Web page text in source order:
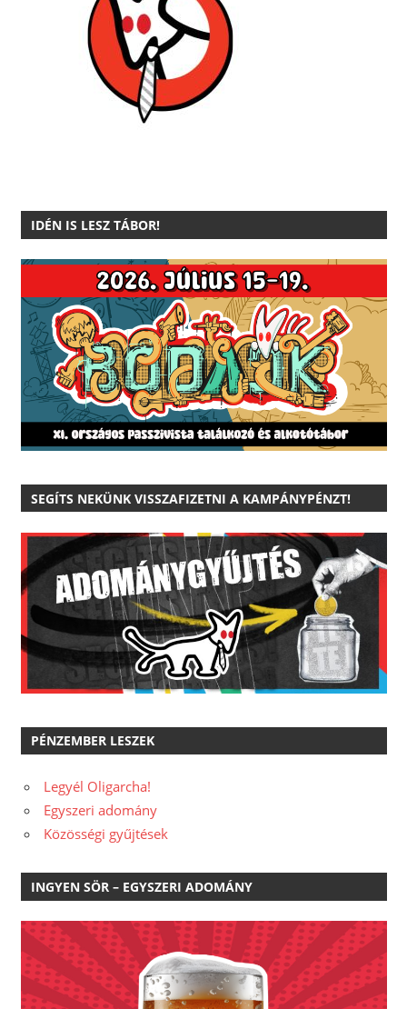
IDÉN IS LESZ TÁBOR!
SEGÍTS NEKÜNK VISSZAFIZETNI A KAMPÁNYPÉNZT!
PÉNZEMBER LESZEK
Legyél Oligarcha!
Egyszeri adomány
Közösségi gyűjtések
INGYEN SÖR – EGYSZERI ADOMÁNY